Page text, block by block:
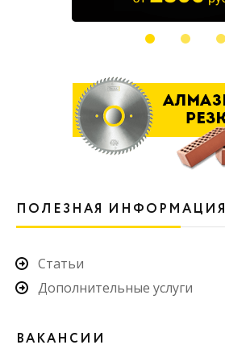
ПОЛЕЗНАЯ ИНФОРМАЦИЯ
Статьи
Дополнительные услуги
ВАКАНСИИ